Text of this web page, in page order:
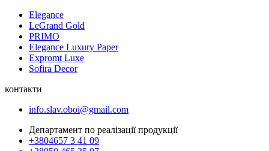
Elegance
LeGrand Gold
PRIMO
Elegance Luxury Paper
Expromt Luxe
Sofira Decor
контакти
info.slav.oboi@gmail.com
Департамент по реалізації продукції
+3804657 3 41 09